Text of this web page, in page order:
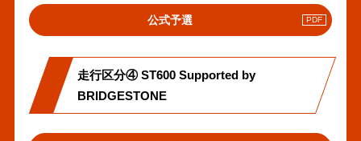
の
リ
ン
公式予選PDF
へ
ン
走行区分④ ST600 Supported by
BRIDGESTONE